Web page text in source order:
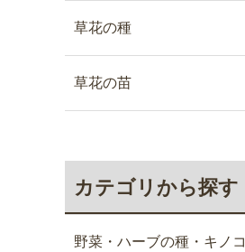
草花の種
草花の苗
カテゴリから探す
野菜・ハーブの種・キノコ